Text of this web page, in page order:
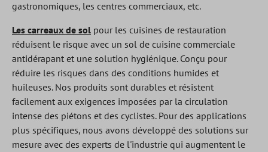
gastronomiques, les centres commerciaux, etc.
Les carreaux de sol pour les cuisines de restauration
réduisent le risque avec un sol de cuisine commerciale
antidérapant et une solution hygiénique. Conçu pour
réduire les risques dans des conditions humides et
huileuses. Nos produits sont durables et résistent
facilement aux exigences imposées par la circulation
intense des piétons et des cyclistes. Pour des applications
plus spécifiques, nous avons développé des solutions sur
mesure avec des experts de l'industrie qui augmentent le